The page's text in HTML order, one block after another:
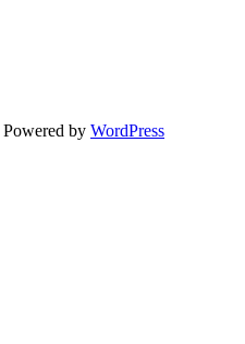
Powered by WordPress